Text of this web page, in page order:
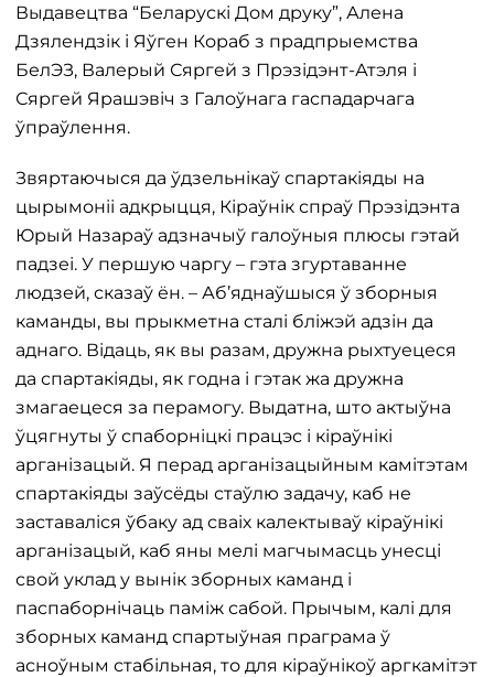
Выдавецтва “Беларускі Дом друку”, Алена
Дзялендзік і Яўген Кораб з прадпрыемства
БелЭЗ, Валерый Сяргей з Прэзідэнт-Атэля і
Сяргей Ярашэвіч з Галоўнага гаспадарчага
ўпраўлення.
Звяртаючыся да ўдзельнікаў спартакіяды на
цырымоніі адкрыцця, Кіраўнік спраў Прэзідэнта
Юрый Назараў адзначыў галоўныя плюсы гэтай
падзеі. У першую чаргу – гэта згуртаванне
людзей, сказаў ён. – Аб’яднаўшыся ў зборныя
каманды, вы прыкметна сталі бліжэй адзін да
аднаго. Відаць, як вы разам, дружна рыхтуецеся
да спартакіяды, як годна і гэтак жа дружна
змагаецеся за перамогу. Выдатна, што актыўна
ўцягнуты ў спаборніцкі працэс і кіраўнікі
арганізацый. Я перад арганізацыйным камітэтам
спартакіяды заўсёды стаўлю задачу, каб не
заставаліся ўбаку ад сваіх калектываў кіраўнікі
арганізацый, каб яны мелі магчымасць унесці
свой уклад у вынік зборных каманд і
паспаборнічаць паміж сабой. Прычым, калі для
зборных каманд спартыўная праграма ў
асноўным стабільная, то для кіраўнікоў аргкамітэт